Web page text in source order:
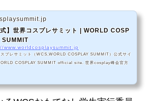
式】世界コスプレサミット | WORLD COSP
SUMMIT
www.worldcosplaysummit.jp
プレサミット（WCS,WORLD COSPLAY SUMMIT）公式サイ
COSPLAY SUMMIT official site. 世界cosplay峰会官方